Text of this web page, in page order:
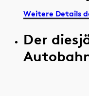
Weitere Details
Der